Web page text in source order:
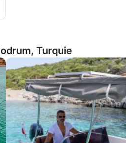
Turquie